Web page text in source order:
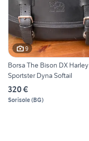
9
Borsa The Bison DX Harley
Sportster Dyna Softail
320 €
Sorisole(BG)